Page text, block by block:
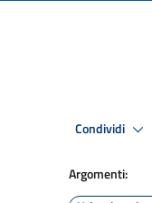
Condividi
Argomenti: